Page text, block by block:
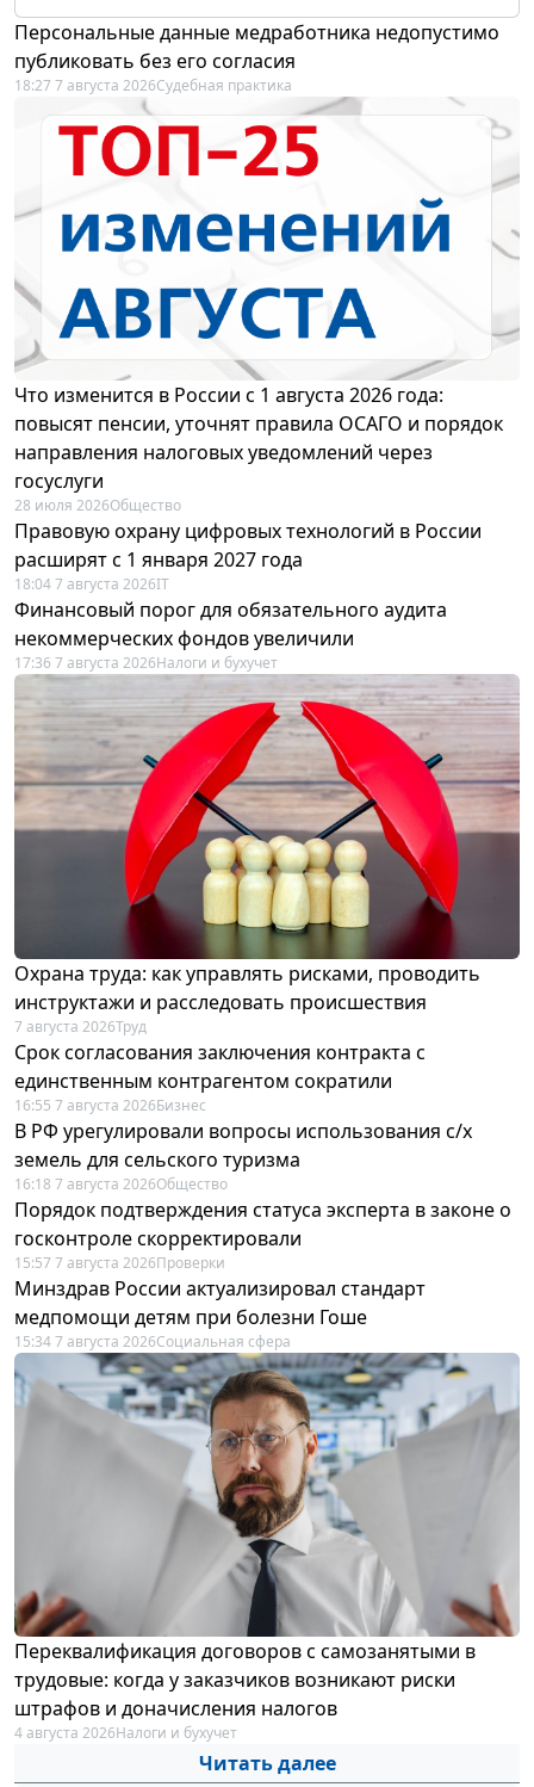
Персональные данные медработника недопустимо
публиковать без его согласия
18:27 7 августа 2026Судебная практика
Что изменится в России с 1 августа 2026 года:
повысят пенсии, уточнят правила ОСАГО и порядок
направления налоговых уведомлений через
госуслуги
28 июля 2026Общество
Правовую охрану цифровых технологий в России
расширят с 1 января 2027 года
18:04 7 августа 2026IT
Финансовый порог для обязательного аудита
некоммерческих фондов увеличили
17:36 7 августа 2026Налоги и бухучет
Охрана труда: как управлять рисками, проводить
инструктажи и расследовать происшествия
7 августа 2026Труд
Срок согласования заключения контракта с
единственным контрагентом сократили
16:55 7 августа 2026Бизнес
В РФ урегулировали вопросы использования с/х
земель для сельского туризма
16:18 7 августа 2026Общество
Порядок подтверждения статуса эксперта в законе о
госконтроле скорректировали
15:57 7 августа 2026Проверки
Минздрав России актуализировал стандарт
медпомощи детям при болезни Гоше
15:34 7 августа 2026Социальная сфера
Переквалификация договоров с самозанятыми в
трудовые: когда у заказчиков возникают риски
штрафов и доначисления налогов
4 августа 2026Налоги и бухучет
Читать далее